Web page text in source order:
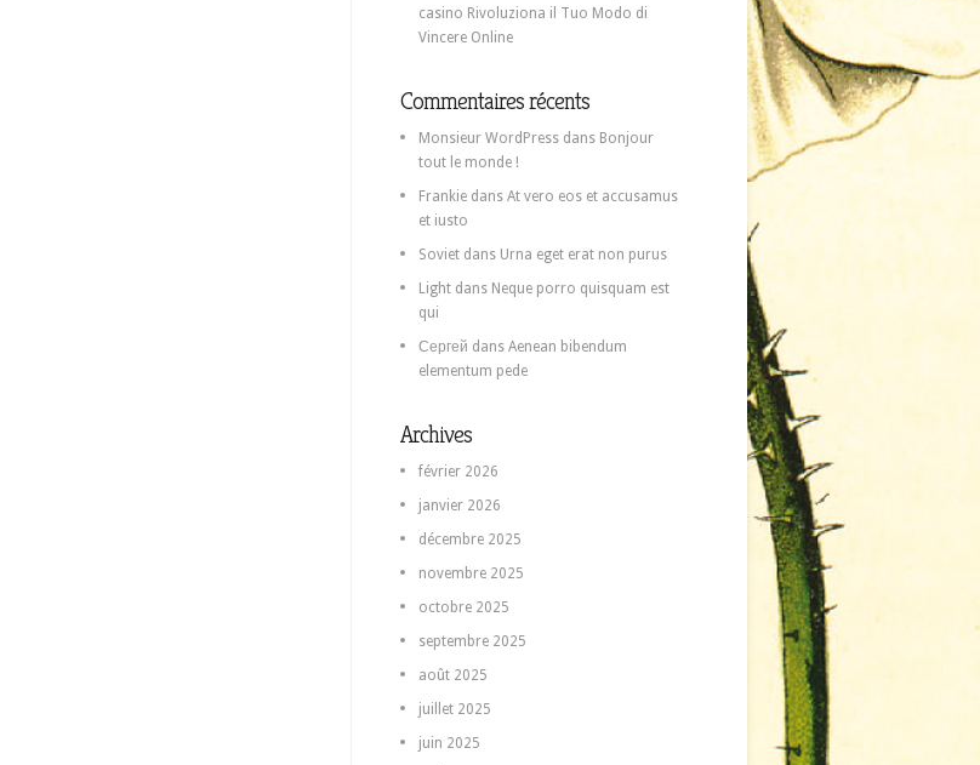
casino Rivoluziona il Tuo Modo di
Vincere Online
Commentaires récents
Monsieur WordPress dans Bonjour
tout le monde !
Frankie dans At vero eos et accusamus
et iusto
Soviet dans Urna eget erat non purus
Light dans Neque porro quisquam est
qui
Сергей dans Aenean bibendum
elementum pede
Archives
février 2026
janvier 2026
décembre 2025
novembre 2025
octobre 2025
septembre 2025
août 2025
juillet 2025
juin 2025